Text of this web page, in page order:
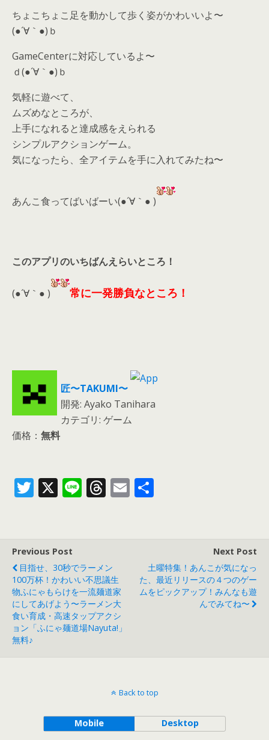
ちょこちょこ足を動かして歩く姿がかわいいよ〜
(●´∀｀●)ｂ
GameCenterに対応しているよ〜
ｄ(●´∀｀●)ｂ
気軽に遊べて、
ムズめなところが、
上手になれると達成感をえられる
シンプルアクションゲーム。
気になったら、 全アイテムを手に入れてみたね〜
あんこ食ってばいばーい(●´∀｀● )
このアプリのいちばんえらいところ！
(●´∀｀● ) 常に一発勝負なところ！
匠〜TAKUMI〜
開発: Ayako Tanihara
カテゴリ: ゲーム
価格： 無料
T
er
X Li T
d
s
E
Previous Post
目指せ、30秒でラーメン
100万杯！かわいい不思議生
物ふにゃもらけを一流麺道家
にしてあげよう〜ラーメン大
食い育成・高速タップアクシ
ョン「ふにゃ麺道場Nayuta!」
無料♪
Next Post
土曜特集！あんこが気になっ
た、最近リリースの４つのゲー
ムをピックアップ！みんなも遊
んでみてね〜
Back to top
Mobile Desktop